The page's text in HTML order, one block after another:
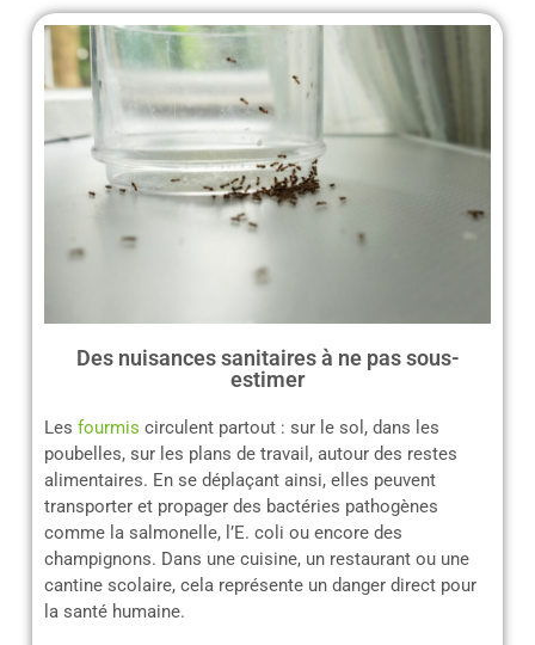
Des nuisances sanitaires à ne pas sous-
estimer
Les fourmis circulent partout : sur le sol, dans les
poubelles, sur les plans de travail, autour des restes
alimentaires. En se déplaçant ainsi, elles peuvent
transporter et propager des bactéries pathogènes
comme la salmonelle, l’E. coli ou encore des
champignons. Dans une cuisine, un restaurant ou une
cantine scolaire, cela représente un danger direct pour
la santé humaine.